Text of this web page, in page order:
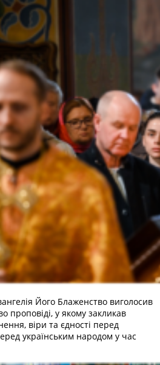
Його Блаженство виголосив
проповіді, у якому закликав
віри та єдності перед
українським народом у час